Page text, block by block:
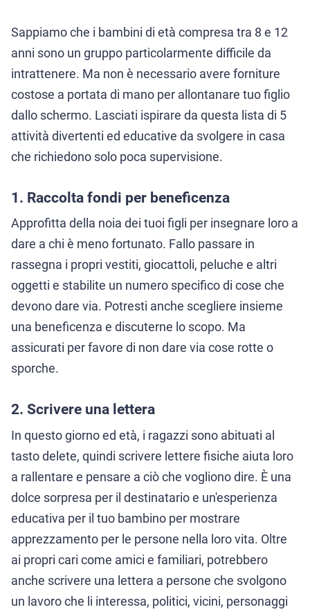
Sappiamo che i bambini di età compresa tra 8 e 12
anni sono un gruppo particolarmente difficile da
intrattenere. Ma non è necessario avere forniture
costose a portata di mano per allontanare tuo figlio
dallo schermo. Lasciati ispirare da questa lista di 5
attività divertenti ed educative da svolgere in casa
che richiedono solo poca supervisione.
1. Raccolta fondi per beneficenza
Approfitta della noia dei tuoi figli per insegnare loro a
dare a chi è meno fortunato. Fallo passare in
rassegna i propri vestiti, giocattoli, peluche e altri
oggetti e stabilite un numero specifico di cose che
devono dare via. Potresti anche scegliere insieme
una beneficenza e discuterne lo scopo. Ma
assicurati per favore di non dare via cose rotte o
sporche.
2. Scrivere una lettera
In questo giorno ed età, i ragazzi sono abituati al
tasto delete, quindi scrivere lettere fisiche aiuta loro
a rallentare e pensare a ciò che vogliono dire. È una
dolce sorpresa per il destinatario e un'esperienza
educativa per il tuo bambino per mostrare
apprezzamento per le persone nella loro vita. Oltre
ai propri cari come amici e familiari, potrebbero
anche scrivere una lettera a persone che svolgono
un lavoro che li interessa, politici, vicini, personaggi